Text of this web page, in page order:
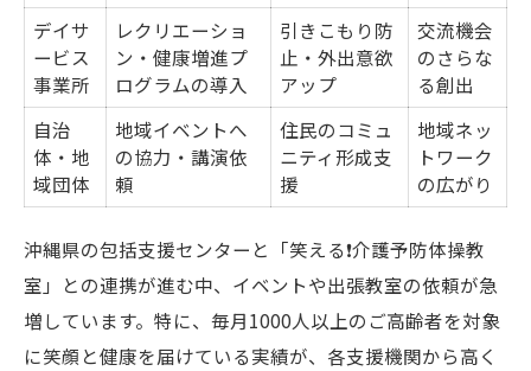
デイサ
ービス
事業所
レクリエーショ
ン・健康増進プ
ログラムの導入
引きこもり防
止・外出意欲
アップ
交流機会
のさらな
る創出
自治
体・地
域団体
地域イベントへ
の協力・講演依
頼
住民のコミュ
ニティ形成支
援
地域ネッ
トワーク
の広がり
沖縄県の包括支援センターと「笑える❗️介護予防体操教
室」との連携が進む中、イベントや出張教室の依頼が急
増しています。特に、毎月1000人以上のご高齢者を対象
に笑顔と健康を届けている実績が、各支援機関から高く